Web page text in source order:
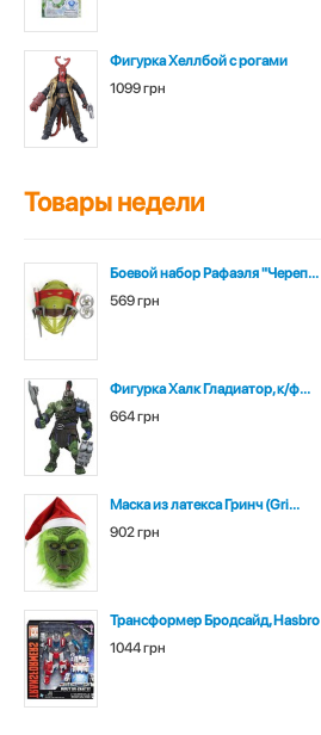
Фигурка Хеллбой с рогами
1099 грн
Товары недели
Боевой набор Рафаэля "Череп...
569 грн
Фигурка Халк Гладиатор, к/ф...
664 грн
Маска из латекса Гринч (Gri...
902 грн
Трансформер Бродсайд, Hasbro
1044 грн